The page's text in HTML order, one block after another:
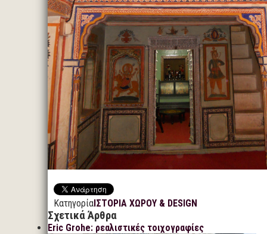
ΚατηγορίαΙΣΤΟΡΙΑ ΧΩΡΟΥ & DESIGN
Σχετικά Άρθρα
Eric Grohe: ρεαλιστικές τοιχογραφίες